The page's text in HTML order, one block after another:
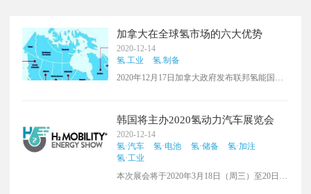
加拿大在全球氢市场的六大优势
2020-12-14
氢.工业
氢.制备
2020年12月17日加拿大政府发布联邦氢能国家
具体目标。 加拿大氢能国家战略指出了加拿大
可以在全球氢市场的六大优势：
韩国将主办2020氢动力汽车展览会
2020-12-14
氢·汽车
氢·电池 氢·储备
氢·加注
氢·工业
本次展会将于2020年3月18日（周三）至20日